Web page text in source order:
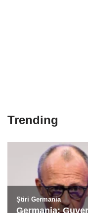
Trending